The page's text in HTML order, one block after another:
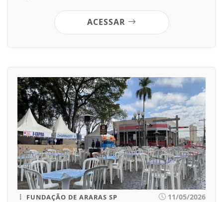
ACESSAR
FUNDAÇÃO DE ARARAS SP 11/05/2026